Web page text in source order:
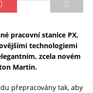
pracovní stanice PX,
technologiemi
zcela novém
Martin.
přepracovány tak, aby